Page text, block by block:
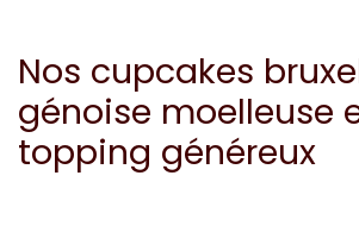
Nos cupcakes
génoise moelleuse
topping généreux